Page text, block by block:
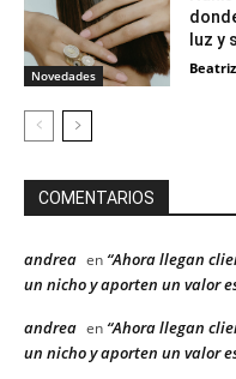
Novedades
luz y
COMENTARIOS
andrea en “Ahora llegan
un nicho y aporten un valor
andrea en “Ahora llegan
un nicho y aporten un valor